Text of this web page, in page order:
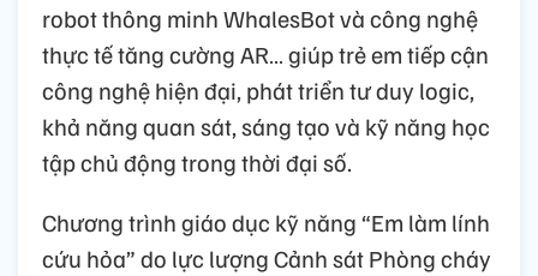
robot thông minh WhalesBot và công nghệ
thực tế tăng cường AR… giúp trẻ em tiếp cận
công nghệ hiện đại, phát triển tư duy logic,
khả năng quan sát, sáng tạo và kỹ năng học
tập chủ động trong thời đại số.
Chương trình giáo dục kỹ năng “Em làm lính
cứu hỏa” do lực lượng Cảnh sát Phòng cháy